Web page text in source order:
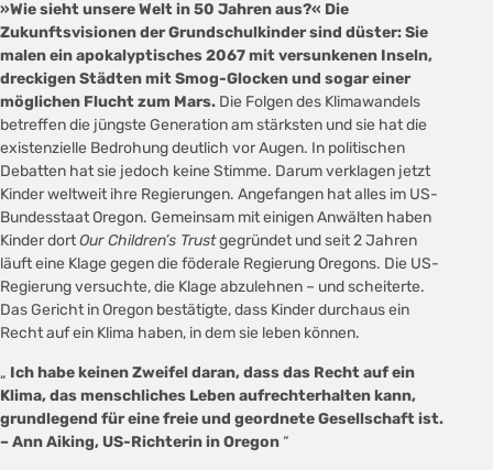
»Wie sieht unsere Welt in 50 Jahren aus?« Die
Zukunftsvisionen der Grundschulkinder sind düster: Sie
malen ein apokalyptisches 2067 mit versunkenen Inseln,
dreckigen Städten mit Smog-Glocken und sogar einer
möglichen Flucht zum Mars. Die Folgen des Klimawandels
betreffen die jüngste Generation am stärksten und sie hat die
existenzielle Bedrohung deutlich vor Augen. In politischen
Debatten hat sie jedoch keine Stimme. Darum verklagen jetzt
Kinder weltweit ihre Regierungen. Angefangen hat alles im US-
Bundesstaat Oregon. Gemeinsam mit einigen Anwälten haben
Kinder dortOur Children’s Trustgegründet undseit 2 Jahren
läuft eine Klage gegen die föderale Regierung Oregons. Die US-
Regierungversuchte,die Klage abzulehnen – und scheiterte.
Das Gericht in Oregon bestätigte, dass Kinder durchaus ein
Recht auf ein Klima haben, in dem sie leben können.
Ich habe keinen Zweifel daran, dass das Recht auf ein
Klima, das menschliches Leben aufrechterhalten kann,
grundlegend für eine freie und geordnete Gesellschaft ist.
– Ann Aiking, US-Richterin in Oregon